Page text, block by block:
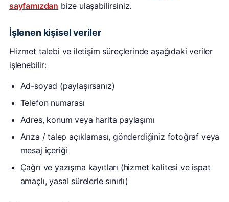
sayfamızdan bize ulaşabilirsiniz.
İşlenen kişisel veriler
Hizmet talebi ve iletişim süreçlerinde aşağıdaki veriler
işlenebilir:
Ad-soyad (paylaşırsanız)
Telefon numarası
Adres, konum veya harita paylaşımı
Arıza / talep açıklaması, gönderdiğiniz fotoğraf veya
mesaj içeriği
Çağrı ve yazışma kayıtları (hizmet kalitesi ve ispat
amaçlı, yasal sürelerle sınırlı)